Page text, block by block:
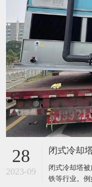
28
2023-09
闭式冷却
闭式冷却塔
铁等行业。例